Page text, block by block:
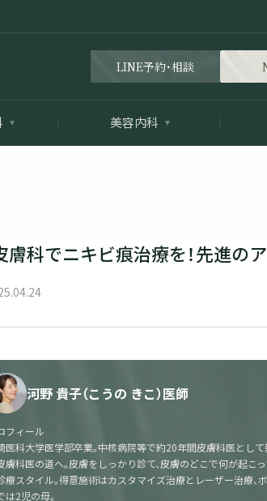
LINE予約・相談
美容内科
膚科でニキビ痕治療を！先進の
河野 貴子（こうの きこ）医師
フィール
医科大学医学部卒業。中核病院等で約20年間皮膚科医として
膚科医の道へ。皮膚をしっかり診て、皮膚のどこで何が起こ
療スタイル。得意施術はカスタマイズ治療とレーザー治療、
は2児の母。